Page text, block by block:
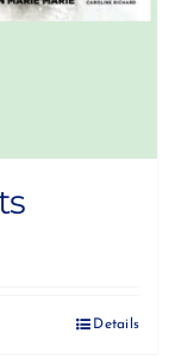
Details